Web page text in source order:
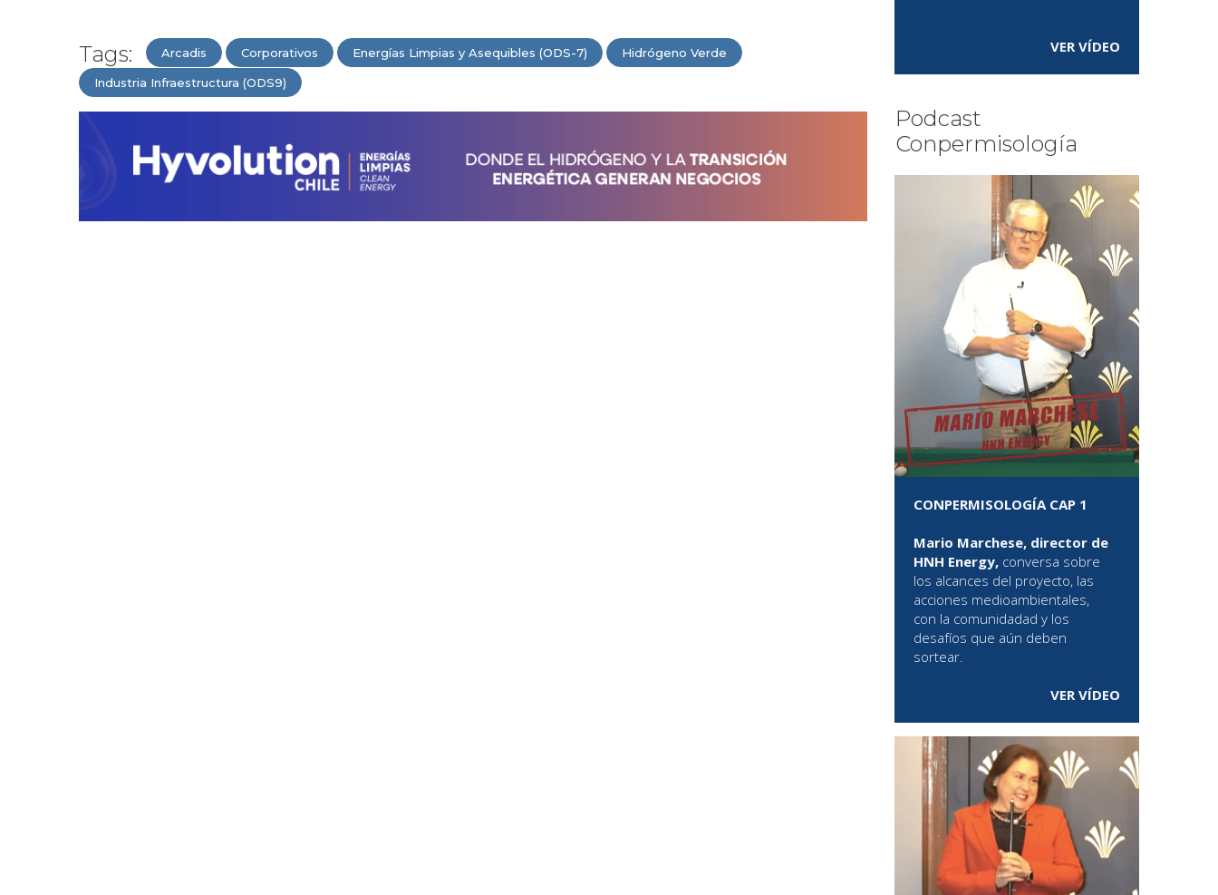
Tags: Arcadis Corporativos Energías Limpias y Asequibles (ODS-7) Hidrógeno Verde
Industria Infraestructura (ODS9)
VER VÍDEO
Podcast
Conpermisología
CONPERMISOLOGÍA CAP 1
Mario Marchese, director de
HNH Energy, conversa sobre
los alcances del proyecto, las
acciones medioambientales,
con la comunidadad y los
desafíos que aún deben
sortear.
VER VÍDEO